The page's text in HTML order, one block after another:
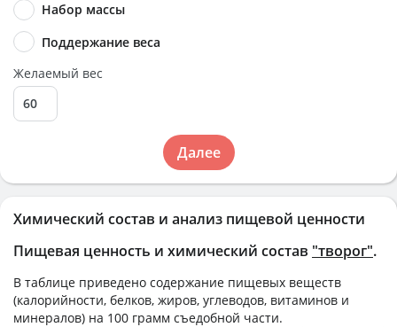
Химический состав и анализ пищевой ценности
Пищевая ценность и химический состав "творог".
В таблице приведено содержание пищевых веществ
(калорийности, белков, жиров, углеводов, витаминов и
минералов) на 100 грамм съедобной части.
Набор массы
Поддержание веса
Желаемый вес
Далее